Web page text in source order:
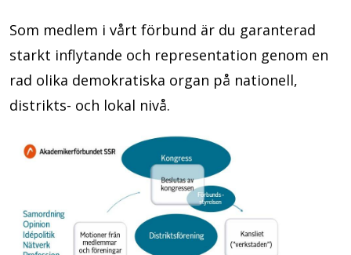
Som medlem i vårt förbund är du garanterad
starkt inflytande och representation genom en
rad olika demokratiska organ på nationell,
distrikts- och lokal nivå.